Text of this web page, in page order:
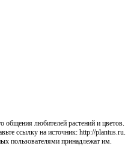
общения любителей растений и цветов.
ссылку на источник: http://plantus.ru.
пользователями принадлежат им.